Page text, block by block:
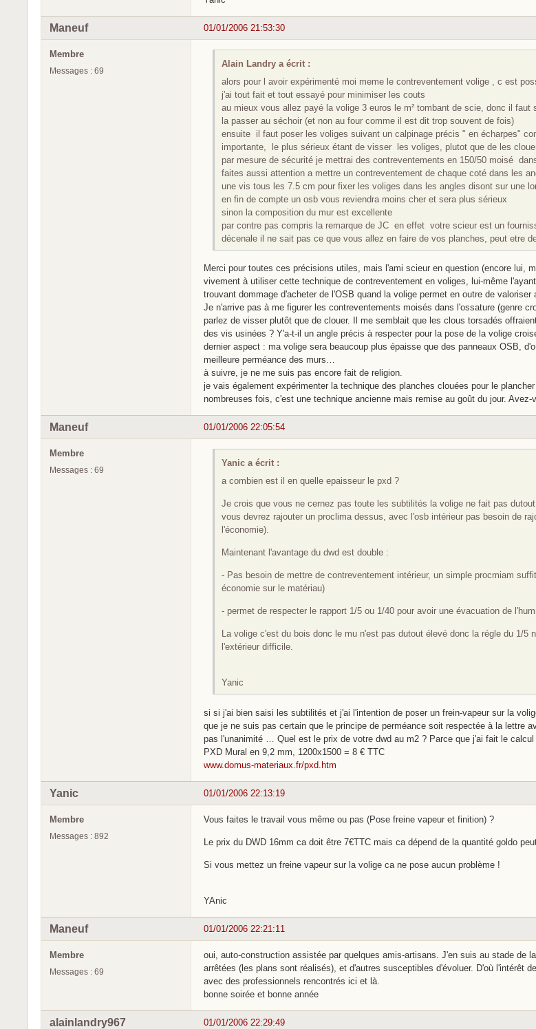
01/01/2006 21:53:30
Maneuf
Membre
Messages : 69
Alain Landry a écrit :
alors pour l avoir expérimenté moi meme le contreventement volige , c est
j'ai tout fait et tout essayé pour minimiser les couts
au mieux vous allez payé la volige 3 euros le m² tombant de scie, donc il faut
la passer au séchoir (et non au four comme il est dit trop souvent de fois)
ensuite il faut poser les voliges suivant un calpinage précis " en écharpes"
importante, le plus sérieux étant de visser les voliges, plutot que de les
par mesure de sécurité je mettrai des contreventements en 150/50 moisé
faites aussi attention a mettre un contreventement de chaque coté dans les
une vis tous les 7.5 cm pour fixer les voliges dans les angles disont sur une
en fin de compte un osb vous reviendra moins cher et sera plus sérieux
sinon la composition du mur est excellente
par contre pas compris la remarque de JC en effet votre scieur est un
décenale il ne sait pas ce que vous allez en faire de vos planches, peut etre
Merci pour toutes ces précisions utiles, mais l'ami scieur en question (encore lui,
vivement à utiliser cette technique de contreventement en voliges, lui-même
trouvant dommage d'acheter de l'OSB quand la volige permet en outre de valoriser
Je n'arrive pas à me figurer les contreventements moisés dans l'ossature (genre
parlez de visser plutôt que de clouer. Il me semblait que les clous torsadés
des vis usinées ? Y'a-t-il un angle précis à respecter pour la pose de la volige
dernier aspect : ma volige sera beaucoup plus épaisse que des panneaux OSB,
meilleure perméance des murs…
à suivre, je ne me suis pas encore fait de religion.
je vais également expérimenter la technique des planches clouées pour le
nombreuses fois, c'est une technique ancienne mais remise au goût du jour. Avez-
01/01/2006 22:05:54
Maneuf
Membre
Messages : 69
Yanic a écrit :
a combien est il en quelle epaisseur le pxd ?
Je crois que vous ne cernez pas toute les subtilités la volige ne fait pas
vous devrez rajouter un proclima dessus, avec l'osb intérieur pas besoin de
l'économie).
Maintenant l'avantage du dwd est double :
- Pas besoin de mettre de contreventement intérieur, un simple procmiam
économie sur le matériau)
- permet de respecter le rapport 1/5 ou 1/40 pour avoir une évacuation de
La volige c'est du bois donc le mu n'est pas dutout élevé donc la régle du 1/5
l'extérieur difficile.
Yanic
si si j'ai bien saisi les subtilités et j'ai l'intention de poser un frein-vapeur sur la
que je ne suis pas certain que le principe de perméance soit respectée à la lettre
pas l'unanimité … Quel est le prix de votre dwd au m2 ? Parce que j'ai fait le
PXD Mural en 9,2 mm, 1200x1500 = 8 € TTC
www.domus-materiaux.fr/pxd.htm
01/01/2006 22:13:19
Yanic
Membre
Messages : 892
Vous faites le travail vous même ou pas (Pose freine vapeur et finition) ?
Le prix du DWD 16mm ca doit être 7€TTC mais ca dépend de la quantité goldo
Si vous mettez un freine vapeur sur la volige ca ne pose aucun problème !
YAnic
01/01/2006 22:21:11
Maneuf
Membre
Messages : 69
oui, auto-construction assistée par quelques amis-artisans. J'en suis au stade de
arrêtées (les plans sont réalisés), et d'autres susceptibles d'évoluer. D'où l'intérêt
avec des professionnels rencontrés ici et là.
bonne soirée et bonne année
01/01/2006 22:29:49
alainlandry967